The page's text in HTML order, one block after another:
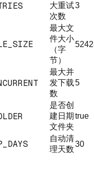
大重试
次数
3
最大文
件大小
（字
节）
最大并
发下载
数
5
是否创
建日期
文件夹
true
自动清
理天数
30